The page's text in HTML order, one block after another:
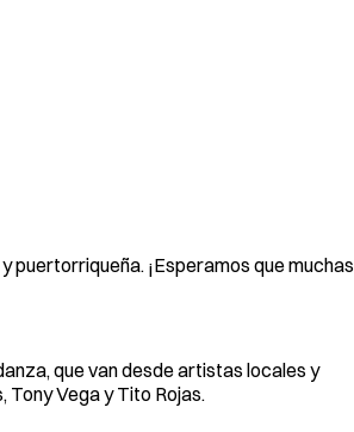
puertorriqueña. ¡Esperamos que muchas
que van desde artistas locales y
Vega y Tito Rojas.